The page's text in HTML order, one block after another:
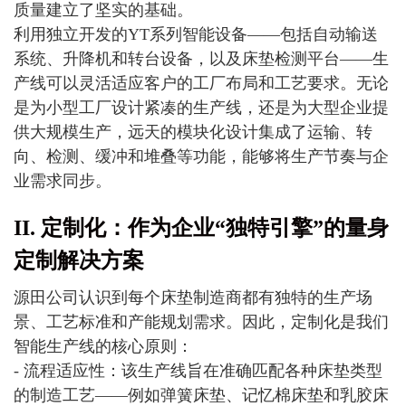
质量建立了坚实的基础。
利用独立开发的YT系列智能设备——包括自动输送
系统、升降机和转台设备，以及床垫检测平台——生
产线可以灵活适应客户的工厂布局和工艺要求。无论
是为小型工厂设计紧凑的生产线，还是为大型企业提
供大规模生产，远天的模块化设计集成了运输、转
向、检测、缓冲和堆叠等功能，能够将生产节奏与企
业需求同步。
II. 定制化：作为企业“独特引擎”的量身
定制解决方案
源田公司认识到每个床垫制造商都有独特的生产场
景、工艺标准和产能规划需求。因此，定制化是我们
智能生产线的核心原则：
- 流程适应性：该生产线旨在准确匹配各种床垫类型
的制造工艺——例如弹簧床垫、记忆棉床垫和乳胶床